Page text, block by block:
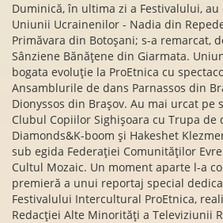
Duminică, în ultima zi a Festivalului,
Uniunii Ucrainenilor - Nadia din
Primăvara din Botoșani; s-a remarcat,
Sânziene Bănățene din Giarmata.
bogata evoluție la ProEtnica cu
Ansamblurile de dans Parnassos din
Dionyssos din Brașov. Au mai urcat pe
Clubul Copiilor Sighișoara cu Trupa de
Diamonds&K-boom și Hakeshet
sub egida Federației Comunităților
Cultul Mozaic. Un moment aparte l-a
premieră a unui reportaj special
Festivalului Intercultural ProEtnica,
Redacției Alte Minorități a Televiziunii